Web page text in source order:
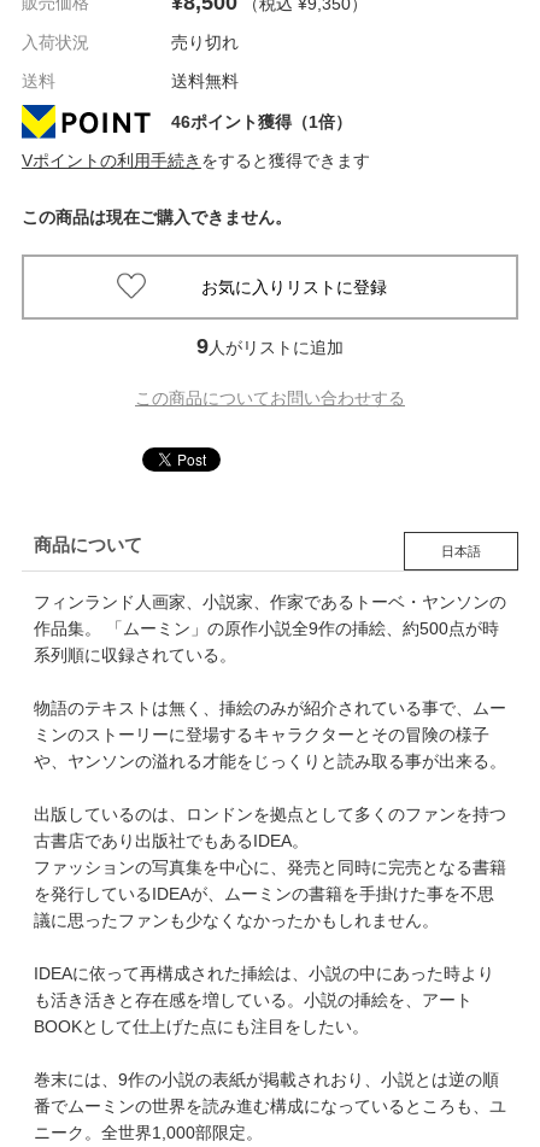
（税込 ¥9,350）
入荷状況
売り切れ
送料
送料無料
46ポイント獲得（1倍）
Vポイントの利用手続き をすると獲得できます
この商品は現在ご購入できません。
9人がリストに追加
この商品についてお問い合わせする
商品について 日本語
フィンランド人画家、小説家、作家であるトーベ・ヤンソンの
作品集。 「ムーミン」の原作小説全9作の挿絵、約500点が時
系列順に収録されている。
物語のテキストは無く、挿絵のみが紹介されている事で、ムー
ミンのストーリーに登場するキャラクターとその冒険の様子
や、ヤンソンの溢れる才能をじっくりと読み取る事が出来る。
出版しているのは、ロンドンを拠点として多くのファンを持つ
古書店であり出版社でもあるIDEA。
ファッションの写真集を中心に、発売と同時に完売となる書籍
を発行しているIDEAが、ムーミンの書籍を手掛けた事を不思
議に思ったファンも少なくなかったかもしれません。
IDEAに依って再構成された挿絵は、小説の中にあった時より
も活き活きと存在感を増している。小説の挿絵を、アート
BOOKとして仕上げた点にも注目をしたい。
巻末には、9作の小説の表紙が掲載されおり、小説とは逆の順
番でムーミンの世界を読み進む構成になっているところも、ユ
ニーク。全世界1,000部限定。